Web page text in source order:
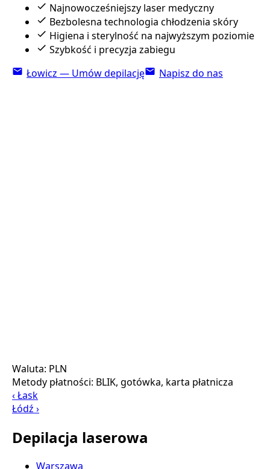
Najnowocześniejszy laser medyczny
Bezbolesna technologia chłodzenia skóry
Higiena i sterylność na najwyższym poziomie
Szybkość i precyzja zabiegu
Łowicz — Umów depilację
Napisz do nas
Waluta: PLN
Metody płatności: BLIK, gotówka, karta płatnicza
‹ Łask
Łódź ›
Depilacja laserowa
Warszawa